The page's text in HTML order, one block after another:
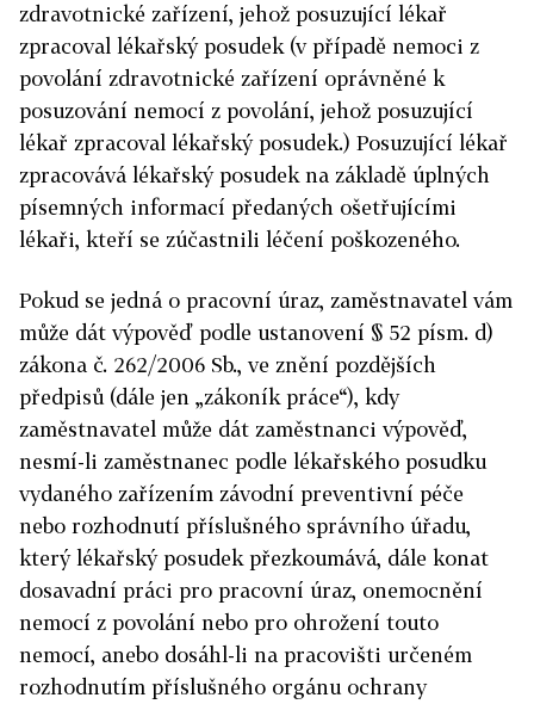
zdravotnické zařízení, jehož posuzující lékař
zpracoval lékařský posudek (v případě nemoci z
povolání zdravotnické zařízení oprávněné k
posuzování nemocí z povolání, jehož posuzující
lékař zpracoval lékařský posudek.) Posuzující lékař
zpracovává lékařský posudek na základě úplných
písemných informací předaných ošetřujícími
lékaři, kteří se zúčastnili léčení poškozeného.
Pokud se jedná o pracovní úraz, zaměstnavatel vám
může dát výpověď podle ustanovení § 52 písm. d)
zákona č. 262/2006 Sb., ve znění pozdějších
předpisů (dále jen „zákoník práce“), kdy
zaměstnavatel může dát zaměstnanci výpověď,
nesmí-li zaměstnanec podle lékařského posudku
vydaného zařízením závodní preventivní péče
nebo rozhodnutí příslušného správního úřadu,
který lékařský posudek přezkoumává, dále konat
dosavadní práci pro pracovní úraz, onemocnění
nemocí z povolání nebo pro ohrožení touto
nemocí, anebo dosáhl-li na pracovišti určeném
rozhodnutím příslušného orgánu ochrany